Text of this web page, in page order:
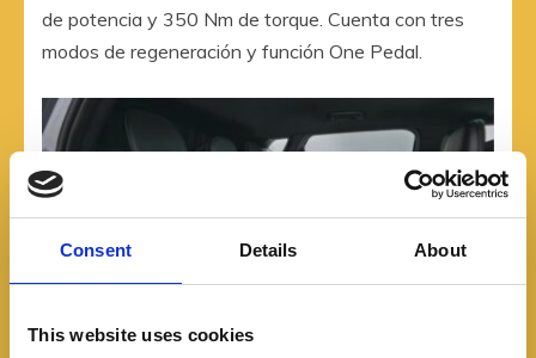
Consent Details About
This website uses cookies
de potencia y 350 Nm de torque. Cuenta con tres
modos de regeneración y función One Pedal.